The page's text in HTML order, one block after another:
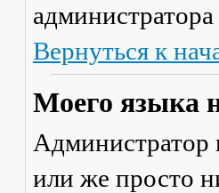
Вернуться к
Моего языка
Администратор
или же просто